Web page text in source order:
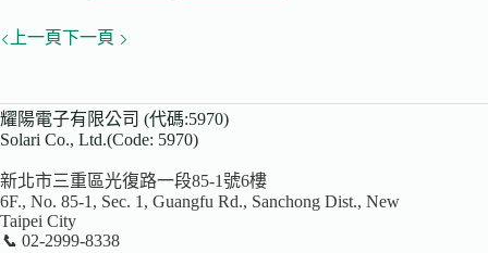
上一頁下一頁
耀陽電子有限公司 (代碼:5970)
Solari Co., Ltd.(Code: 5970)
新北市三重區光復路一段85-1號6樓
6F., No. 85-1, Sec. 1, Guangfu Rd., Sanchong Dist., New
Taipei City
📞 02-2999-8338